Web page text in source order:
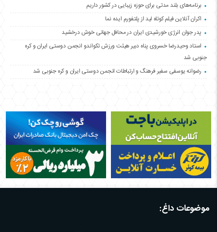
برنامه‌های بلند مدتی برای حوزه زیبایی در کشور داریم
اکران آنلاین فیلم کوتاه لید از پلتفورم ایده نما
پدر جوان انرژی خورشیدی ایران در محافل جهانی خوش درخشید
استاد وحیدرضا خسروی پناه دبیر هیئت ورزش تکواندو انجمن دوستی ایران و کره
جنوبی شد
رضوانه یوسفی سفیر فرهنگ و ارتباطات انجمن دوستی ایران و کره جنوبی شد
موضوعات داغ: